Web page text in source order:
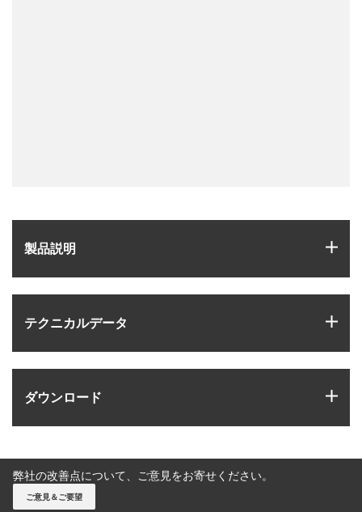
製品説明
テクニカルデータ
ダウンロード
弊社の改善点について、ご意見をお寄せください。
ご意見＆ご要望